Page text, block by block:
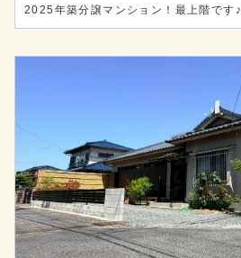
2025年築分譲マンション！最上階です♪